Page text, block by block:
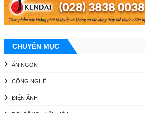
CHUYÊN MỤC
ĂN NGON
CÔNG NGHỆ
ĐIỆN ẢNH